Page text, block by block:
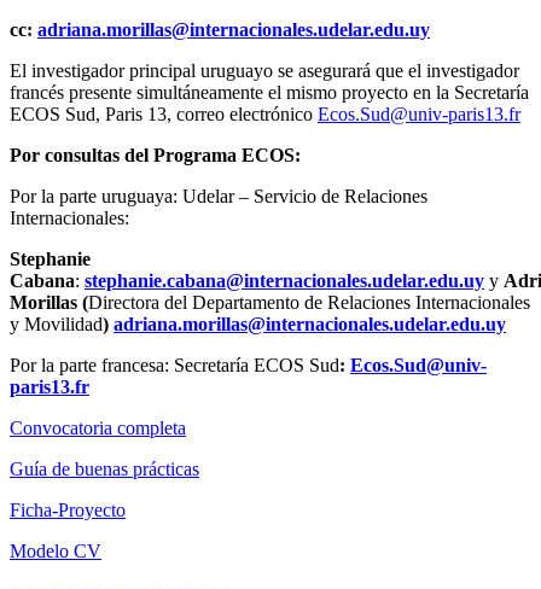
cc: adriana.morillas@internacionales.udelar.edu.uy
El investigador principal uruguayo se asegurará que el investigador
francés presente simultáneamente el mismo proyecto en la Secretaría
ECOS Sud, Paris 13, correo electrónico Ecos.Sud@univ-paris13.fr
Por consultas del Programa ECOS:
Por la parte uruguaya: Udelar – Servicio de Relaciones
Internacionales:
Stephanie
Cabana: stephanie.cabana@internacionales.udelar.edu.uy y
Morillas (Directora del Departamento de Relaciones Internacionales
y Movilidad) adriana.morillas@internacionales.udelar.edu.uy
Por la parte francesa: Secretaría ECOS Sud: Ecos.Sud@univ-
paris13.fr
Convocatoria completa
Guía de buenas prácticas
Ficha-Proyecto
Modelo CV